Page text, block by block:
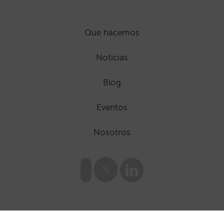
Que hacemos
Noticias
Blog
Eventos
Nosotros